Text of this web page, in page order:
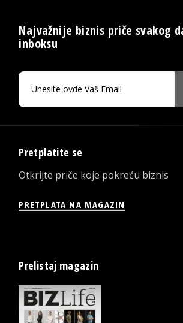
Najvažnije biznis priče svakog
inboksu
Pretplatite se
Otkrijte priče koje pokreću biznis
PRETPLATA NA MAGAZIN
Prelistaj magazin